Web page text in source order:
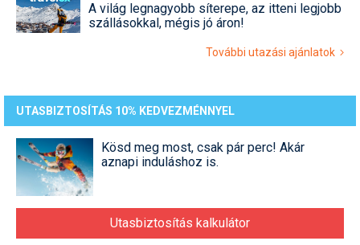
A világ legnagyobb síterepe, az itteni legjobb
szállásokkal, mégis jó áron!
További utazási ajánlatok
UTASBIZTOSÍTÁS 10% KEDVEZMÉNNYEL
Kösd meg most, csak pár perc! Akár
aznapi induláshoz is.
Utasbiztosítás kalkulátor